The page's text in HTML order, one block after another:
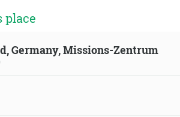
place
Germany, Missions-Zentrum